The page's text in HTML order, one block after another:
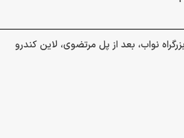
نواب، بعد از پل مرتضوی، لاین کندرو